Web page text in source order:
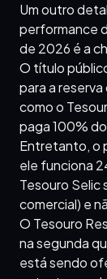
Um outro
performance
de 2026 é a
O título
para a
como o
paga 100%
Entretanto, o
ele funciona
Tesouro Selic
comercial) e
O Tesouro
na segunda
está sendo